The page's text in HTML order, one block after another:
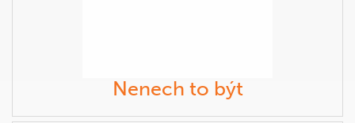
Nenech to být